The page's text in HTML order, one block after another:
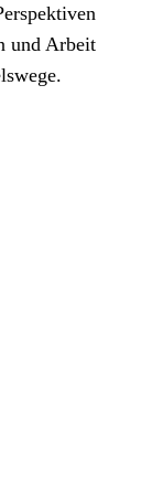
und Arbeit